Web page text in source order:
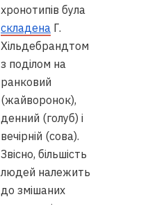
хронотипів була
складена Г.
Хільдебрандтом
з поділом на
ранковий
(жайворонок),
денний (голуб) і
вечірній (сова).
Звісно, більшість
людей належить
до змішаних